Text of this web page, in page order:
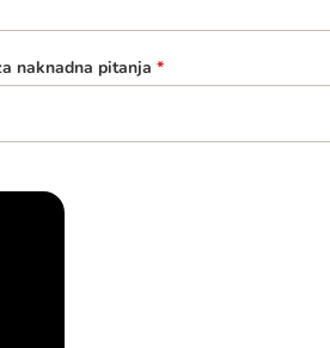
naknadna pitanja *